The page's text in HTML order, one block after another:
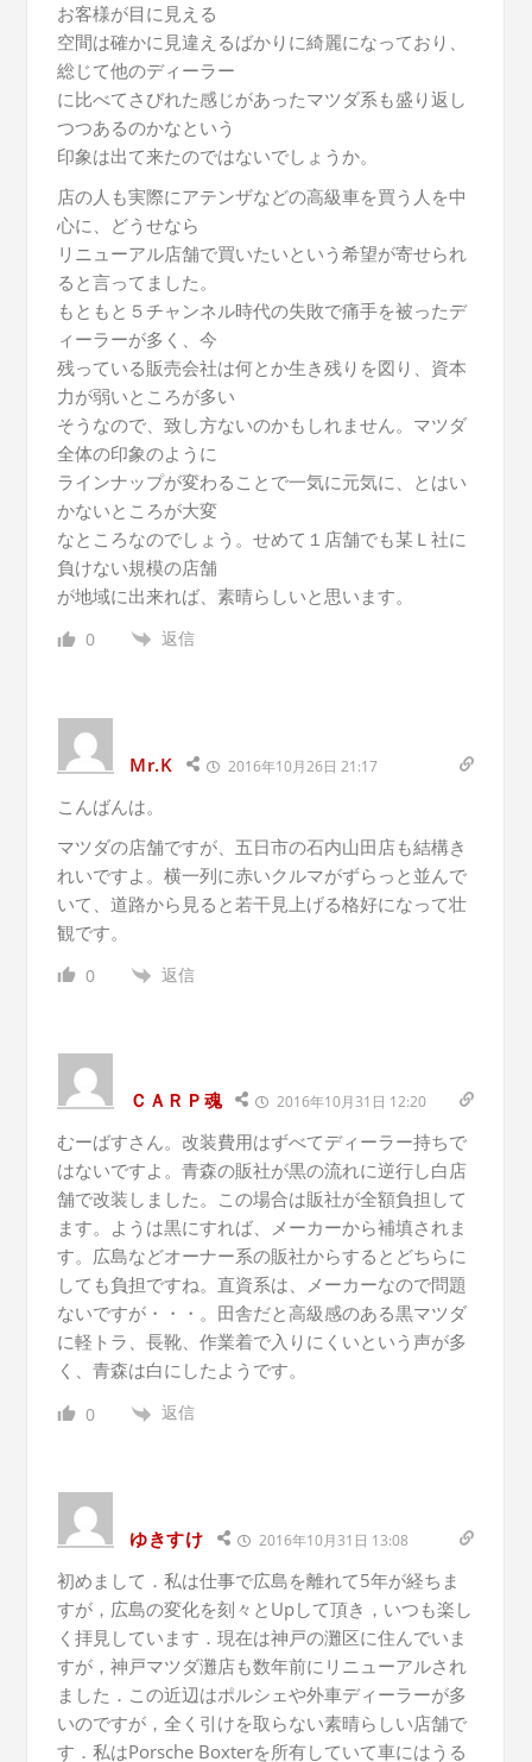
お客様が目に見える
空間は確かに見違えるばかりに綺麗になっており、
総じて他のディーラー
に比べてさびれた感じがあったマツダ系も盛り返し
つつあるのかなという
印象は出て来たのではないでしょうか。
店の人も実際にアテンザなどの高級車を買う人を中
心に、どうせなら
リニューアル店舗で買いたいという希望が寄せられ
ると言ってました。
もともと５チャンネル時代の失敗で痛手を被ったデ
ィーラーが多く、今
残っている販売会社は何とか生き残りを図り、資本
力が弱いところが多い
そうなので、致し方ないのかもしれません。マツダ
全体の印象のように
ラインナップが変わることで一気に元気に、とはい
かないところが大変
なところなのでしょう。せめて１店舗でも某Ｌ社に
負けない規模の店舗
が地域に出来れば、素晴らしいと思います。
0 返信
Mr.K 2016年10月26日 21:17
こんばんは。
マツダの店舗ですが、五日市の石内山田店も結構き
れいですよ。横一列に赤いクルマがずらっと並んで
いて、道路から見ると若干見上げる格好になって壮
観です。
0 返信
ＣＡＲＰ魂 2016年10月31日 12:20
むーばすさん。改装費用はずべてディーラー持ちで
はないですよ。青森の販社が黒の流れに逆行し白店
舗で改装しました。この場合は販社が全額負担して
ます。ようは黒にすれば、メーカーから補填されま
す。広島などオーナー系の販社からするとどちらに
しても負担ですね。直資系は、メーカーなので問題
ないですが・・・。田舎だと高級感のある黒マツダ
に軽トラ、長靴、作業着で入りにくいという声が多
く、青森は白にしたようです。
0 返信
ゆきすけ 2016年10月31日 13:08
初めまして．私は仕事で広島を離れて5年が経ちま
すが，広島の変化を刻々とUpして頂き，いつも楽し
く拝見しています．現在は神戸の灘区に住んでいま
すが，神戸マツダ灘店も数年前にリニューアルされ
ました．この近辺はポルシェや外車ディーラーが多
いのですが，全く引けを取らない素晴らしい店舗で
す．私はPorsche Boxterを所有していて車にはうる